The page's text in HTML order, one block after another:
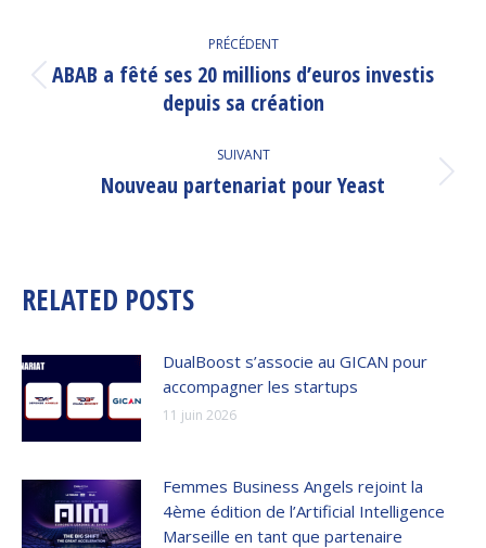
ARTICLE
PRÉCÉDENT
Article
précédent
ABAB a fêté ses 20 millions d’euros investis
depuis sa création
SUIVANT
Article
Nouveau partenariat pour Yeast
RELATED POSTS
DualBoost s’associe au GICAN pour
accompagner les startups
11 juin 2026
Femmes Business Angels rejoint la
4ème édition de l’Artificial Intelligence
Marseille en tant que partenaire